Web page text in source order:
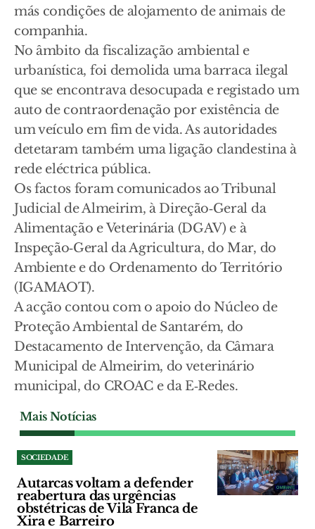
más condições de alojamento de animais de
companhia.
No âmbito da fiscalização ambiental e
urbanística, foi demolida uma barraca ilegal
que se encontrava desocupada e registado um
auto de contraordenação por existência de
um veículo em fim de vida. As autoridades
detetaram também uma ligação clandestina à
rede eléctrica pública.
Os factos foram comunicados ao Tribunal
Judicial de Almeirim, à Direção‑Geral da
Alimentação e Veterinária (DGAV) e à
Inspeção‑Geral da Agricultura, do Mar, do
Ambiente e do Ordenamento do Território
(IGAMAOT).
A acção contou com o apoio do Núcleo de
Proteção Ambiental de Santarém, do
Destacamento de Intervenção, da Câmara
Municipal de Almeirim, do veterinário
municipal, do CROAC e da E‑Redes.
Mais Notícias
SOCIEDADE
Autarcas voltam a defender
reabertura das urgências
obstétricas de Vila Franca de
Xira e Barreiro